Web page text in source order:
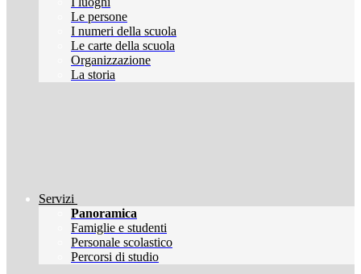
Le persone
I numeri della scuola
Le carte della scuola
Organizzazione
La storia
Servizi
Panoramica
Famiglie e studenti
Personale scolastico
Percorsi di studio